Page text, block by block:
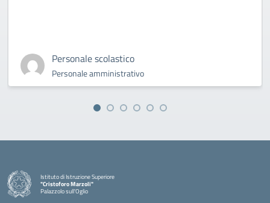
Personale scolastico
Personale amministrativo
Istituto di Istruzione Superiore
"Cristoforo Marzoli"
Palazzolo sull'Oglio
— Visita la pagina iniziale della scuola